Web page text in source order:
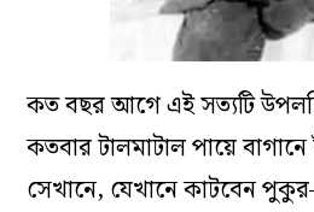
কত বছর আগে এই সত্যটি
কতবার টালমাটাল পায়ে
সেখানে, যেখানে কাটবেন